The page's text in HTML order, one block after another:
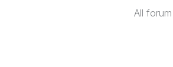
All